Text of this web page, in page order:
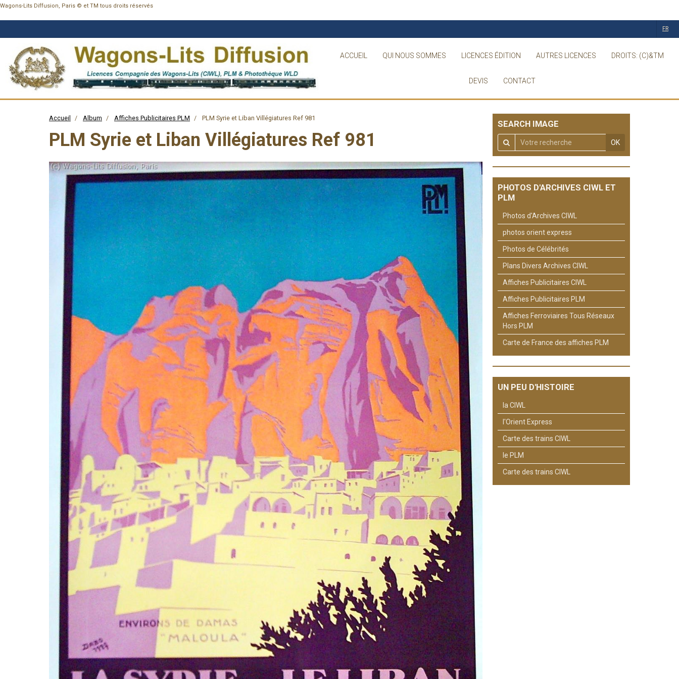
Wagons-Lits Diffusion, Paris © et TM tous droits réservés
ACCUEIL QUI NOUS SOMMES LICENCES ÉDITION AUTRES LICENCES DROITS: (C)&TM
DEVIS CONTACT
FR
Accueil Album Affiches Publicitaires PLM PLM Syrie et Liban Villégiatures Ref 981
PLM Syrie et Liban Villégiatures Ref 981
SEARCH IMAGE
OK
PHOTOS D'ARCHIVES CIWL ET
PLM
Photos d'Archives CIWL
photos orient express
Photos de Célébrités
Plans Divers Archives CIWL
Affiches Publicitaires CIWL
Affiches Publicitaires PLM
Affiches Ferroviaires Tous Réseaux
Hors PLM
Carte de France des affiches PLM
UN PEU D'HISTOIRE
la CIWL
l'Orient Express
Carte des trains CIWL
le PLM
Carte des trains CIWL